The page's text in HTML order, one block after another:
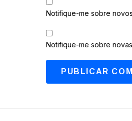
Notifique-me sobre
Notifique-me sobre